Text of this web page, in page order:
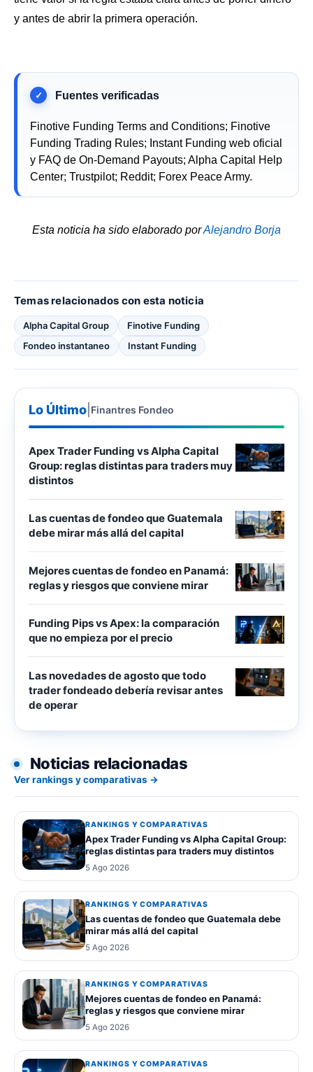
y antes de abrir la primera operación.
Finotive Funding Terms and Conditions; Finotive
Funding Trading Rules; Instant Funding web oficial
y FAQ de On-Demand Payouts; Alpha Capital Help
Center; Trustpilot; Reddit; Forex Peace Army.
Esta noticia ha sido elaborado porAlejandro Borja
Temas relacionados con esta noticia
Alpha Capital Group
Finotive Funding
Fondeo instantaneo
Instant Funding
Lo Último Finantres Fondeo
Apex Trader Funding vs Alpha Capital
Group: reglas distintas para traders muy
distintos
Las cuentas de fondeo que Guatemala
debe mirar más allá del capital
Mejores cuentas de fondeo en Panamá:
reglas y riesgos que conviene mirar
Funding Pips vs Apex: la comparación
que no empieza por el precio
Las novedades de agosto que todo
trader fondeado debería revisar antes
de operar
Noticias relacionadas
Ver rankings y comparativas →
RANKINGS Y COMPARATIVAS
Apex Trader Funding vs Alpha Capital Group:
reglas distintas para traders muy distintos
5 Ago 2026
RANKINGS Y COMPARATIVAS
Las cuentas de fondeo que Guatemala debe
mirar más allá del capital
5 Ago 2026
RANKINGS Y COMPARATIVAS
Mejores cuentas de fondeo en Panamá:
reglas y riesgos que conviene mirar
5 Ago 2026
RANKINGS Y COMPARATIVAS